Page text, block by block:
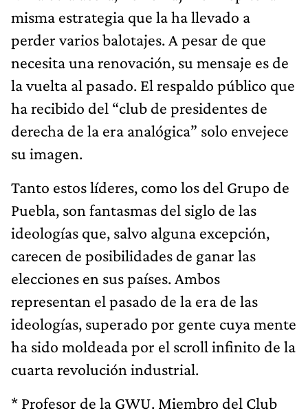
misma estrategia que la ha llevado a
perder varios balotajes. A pesar de que
necesita una renovación, su mensaje es de
la vuelta al pasado. El respaldo público que
ha recibido del “club de presidentes de
derecha de la era analógica” solo envejece
su imagen.
Tanto estos líderes, como los del Grupo de
Puebla, son fantasmas del siglo de las
ideologías que, salvo alguna excepción,
carecen de posibilidades de ganar las
elecciones en sus países. Ambos
representan el pasado de la era de las
ideologías, superado por gente cuya mente
ha sido moldeada por el scroll infinito de la
cuarta revolución industrial.
* Profesor de la GWU. Miembro del Club